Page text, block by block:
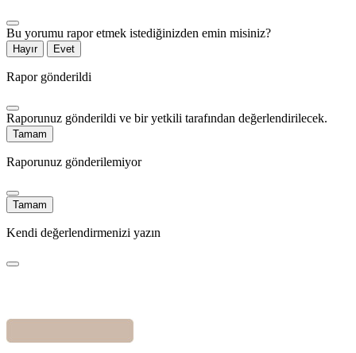
Bu yorumu rapor etmek istediğinizden emin misiniz?
Hayır Evet
Rapor gönderildi
Raporunuz gönderildi ve bir yetkili tarafından değerlendirilecek.
Tamam
Raporunuz gönderilemiyor
Tamam
Kendi değerlendirmenizi yazın